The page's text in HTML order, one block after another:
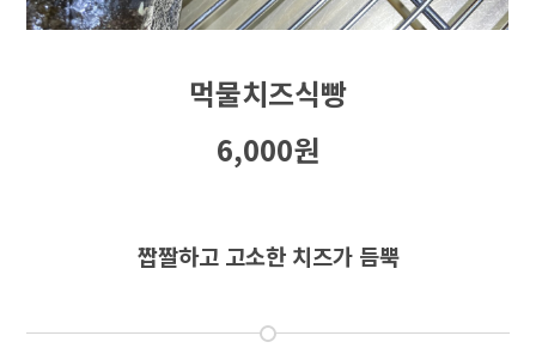
먹물치즈식빵
6,000원
짭짤하고 고소한 치즈가 듬뿍